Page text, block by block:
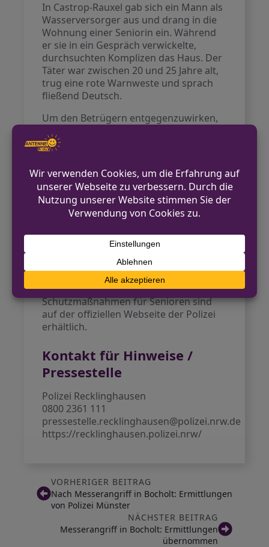
In Castrop-Rauxel gab sich ein Mann als
Wasserversorger aus und drang in die
Wohnung einer Seniorin ein. Während
er sie in ein Gespräch verwickelte,
durchsuchten Komplizen das Haus. Der
Täter war zwischen 20 und 25 Jahre alt,
trug eine rote Warnweste und sprach
fließend Deutsch.
Um den Betrügern entgegenzuwirken,
unbekannten Personen in die Wohnung
zu lassen und persönliche Daten nicht
am Telefon weiterzugeben. Bei
Verdachtsfällen sollte sofort die
Notrufnummer 110 gewählt werden.
Die Polizei sucht nun nach Zeugen, die
Kontaktmöglichkeiten sind unter der
Zusätzliche Informationen zu
Betrugsmaschen und
Schutzmaßnahmen für Senioren sind
auf der offiziellen Webseite der Polizei
erhältlich.
Kontakt für Hinweise /
Pressestelle
Polizei Recklinghausen
0800 2361 111
pressestelle.recklinghausen@polizei.nrw.de
https://recklinghausen.polizei.nrw/
VORHERIGER BEITRAG
Nach Messerangriff in Bocholt: Ermittlungen
von Polizei Münster
NÄCHSTER BEITRAG
Messerangriff in Bocholt: Ermittlungen
übernommen